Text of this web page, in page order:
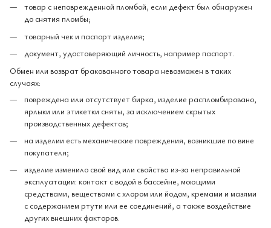
товар с неповрежденной пломбой, если дефект был обнаружен
до снятия пломбы;
товарный чек и паспорт изделия;
документ, удостоверяющий личность, например паспорт.
Обмен или возврат бракованного товара невозможен в таких
случаях:
повреждена или отсутствует бирка, изделие распломбировано,
ярлыки или этикетки сняты, за исключением скрытых
производственных дефектов;
на изделии есть механические повреждения, возникшие по вине
покупателя;
изделие изменило свой вид или свойства из-за неправильной
эксплуатации: контакт с водой в бассейне, моющими
средствами, веществами с хлором или йодом, кремами и мазями
с содержанием ртути или ее соединений, а также воздействие
других внешних факторов.